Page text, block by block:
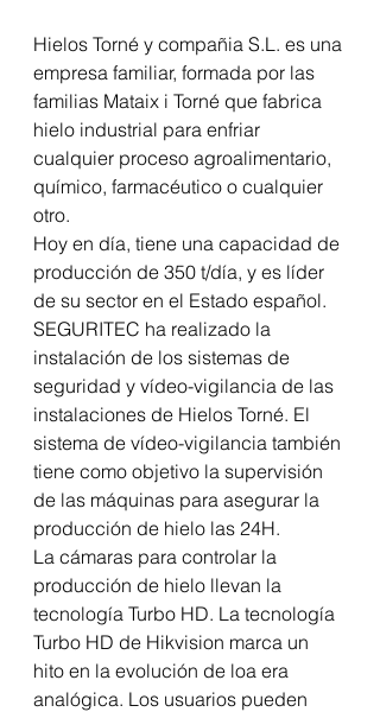
Hielos Torné y compañia S.L. es una
empresa familiar, formada por las
familias Mataix i Torné que fabrica
hielo industrial para enfriar
cualquier proceso agroalimentario,
químico, farmacéutico o cualquier
otro.
Hoy en día, tiene una capacidad de
producción de 350 t/día, y es líder
de su sector en el Estado español.
SEGURITEC ha realizado la
instalación de los sistemas de
seguridad y vídeo-vigilancia de las
instalaciones de Hielos Torné. El
sistema de vídeo-vigilancia también
tiene como objetivo la supervisión
de las máquinas para asegurar la
producción de hielo las 24H.
La cámaras para controlar la
producción de hielo llevan la
tecnología Turbo HD. La tecnología
Turbo HD de Hikvision marca un
hito en la evolución de loa era
analógica. Los usuarios pueden